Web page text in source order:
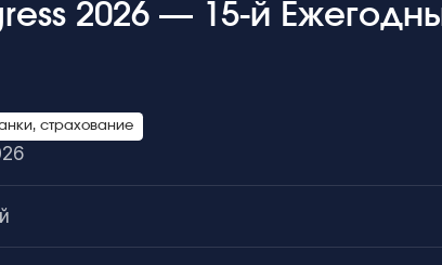
2026 — 15-й
страхование